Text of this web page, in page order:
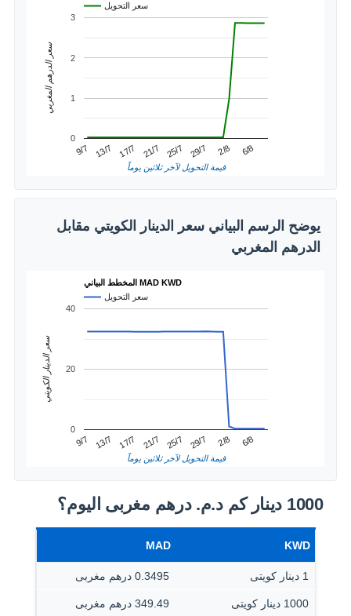
سعر التحويل
9/7 13/7 17/7 21/7 25/7 29/7 2/8 6/8
0
1
2
3
قيمة التحويل لآخر ثلاثين يوماً
سعر الدرهم المغربي
يوضح الرسم البياني سعر الدينار الكويتي مقابل
الدرهم المغربي
المخطط البياني MAD KWD
سعر التحويل
9/7 13/7 17/7 21/7 25/7 29/7 2/8 6/8
0
20
40
قيمة التحويل لآخر ثلاثين يوماً
سعر الدينار الكويتي
1000 دينار كم د.م.‏ درهم مغربى اليوم؟
KWD
MAD
1 دينار كويتى 0.3495 درهم مغربى
1000 دينار كويتى 349.49 درهم مغربى